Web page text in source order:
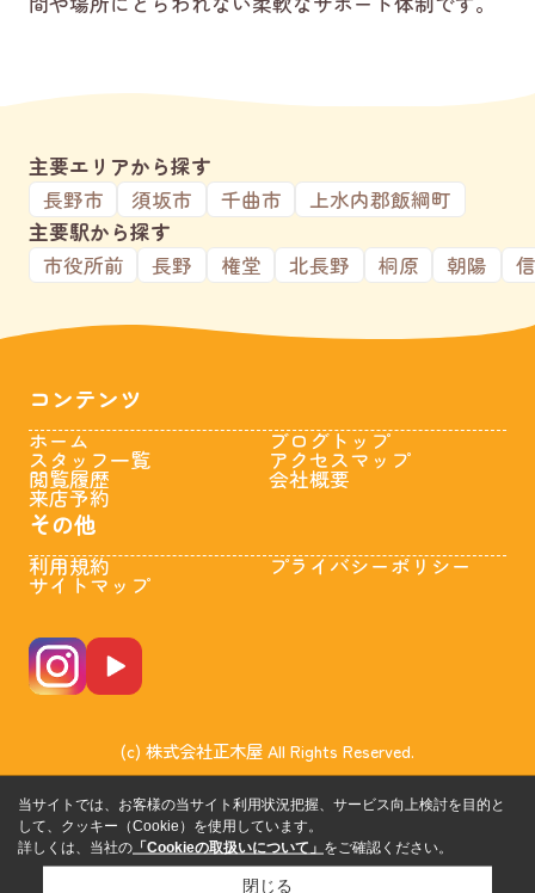
主要エリアから探す
長野市
須坂市 千曲市
上水内郡飯綱町
主要駅から探す
市役所前
長野 権堂 北長野 桐原 朝陽
コンテンツ
ホーム
スタッフ一覧
閲覧履歴
来店予約
ブログトップ
アクセスマップ
会社概要
その他
利用規約
サイトマップ
プライバシーポリシー
(c) 株式会社正木屋 All Rights Reserved.
当サイトでは、お客様の当サイト利用状況把握、サービス向上検討を目的と
して、クッキー（Cookie）を使用しています。
詳しくは、当社の 「Cookieの取扱いについて」 をご確認ください。
閉じる